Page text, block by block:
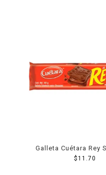
Galleta Cuétara Rey
chocolate 101
$11.70